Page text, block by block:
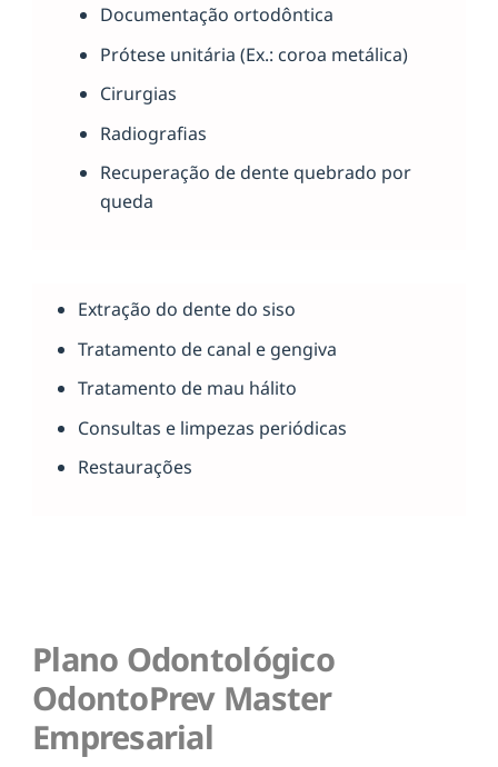
Documentação ortodôntica
Prótese unitária (Ex.: coroa metálica)
Cirurgias
Radiografias
Recuperação de dente quebrado por
queda
Extração do dente do siso
Tratamento de canal e gengiva
Tratamento de mau hálito
Consultas e limpezas periódicas
Restaurações
Plano Odontológico
OdontoPrev Master
Empresarial